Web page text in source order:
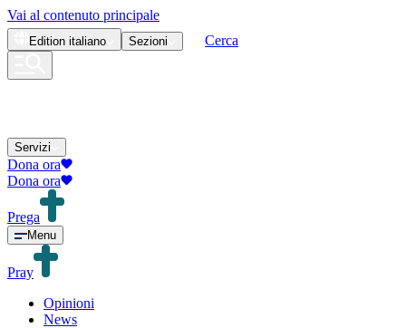
Vai al contenuto principale
Edition italiano Sezioni Cerca
Servizi
Dona ora
Dona ora
Prega
Menu
Pray
Opinioni
News